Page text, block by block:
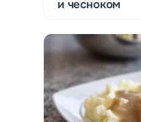
и чесноком